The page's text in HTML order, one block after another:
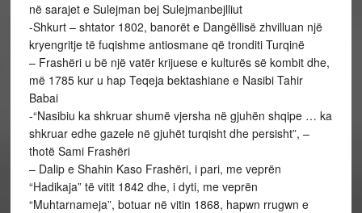
në sarajet e Sulejman bej Sulejmanbejlliut
-Shkurt – shtator 1802, banorët e Dangëllisë zhvilluan një
kryengritje të fuqishme antiosmane që tronditi Turqinë
– Frashëri u bë një vatër krijuese e kulturës së kombit dhe,
më 1785 kur u hap Teqeja bektashiane e Nasibi Tahir
Babai
-“Nasibiu ka shkruar shumë vjersha në gjuhën shqipe … ka
shkruar edhe gazele në gjuhët turqisht dhe persisht”, –
thotë Sami Frashëri
– Dalip e Shahin Kaso Frashëri, i pari, me veprën
“Hadikaja” të vitit 1842 dhe, i dyti, me veprën
“Muhtarnameja”, botuar në vitin 1868, hapwn rrugwn e